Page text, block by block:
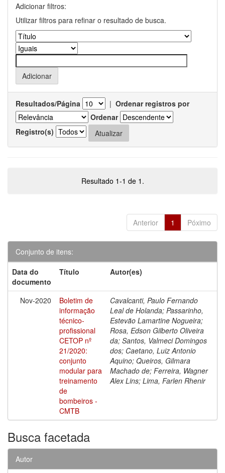
Adicionar filtros:
Utilizar filtros para refinar o resultado de busca.
Resultados/Página | Ordenar registros por
Ordenar
Registro(s)
Resultado 1-1 de 1.
Anterior 1 Póximo
Conjunto de itens:
Data do
documento
Título Autor(es)
Nov-2020
Boletim de
informação
técnico-
profissional
CETOP nº
21/2020:
conjunto
modular para
treinamento
de
bombeiros -
CMTB
Cavalcanti, Paulo Fernando
Leal de Holanda; Passarinho,
Estevão Lamartine Nogueira;
Rosa, Edson Gilberto Oliveira
da; Santos, Valmeci Domingos
dos; Caetano, Luiz Antonio
Aquino; Queiros, Gilmara
Machado de; Ferreira, Wagner
Alex Lins; Lima, Farlen Rhenir
Busca facetada
Autor